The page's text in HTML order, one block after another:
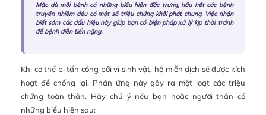
Mặc dù mỗi bệnh có những biểu hiện đặc trưng, hầu hết các bệnh
truyền nhiễm đều có một số triệu chứng khởi phát chung. Việc nhận
biết sớm các dấu hiệu này giúp bạn có biện pháp xử lý kịp thời, tránh
để bệnh diễn tiến nặng.
Khi cơ thể bị tấn công bởi vi sinh vật, hệ miễn dịch sẽ được kích
hoạt để chống lại. Phản ứng này gây ra một loạt các triệu
chứng toàn thân. Hãy chú ý nếu bạn hoặc người thân có
những biểu hiện sau: